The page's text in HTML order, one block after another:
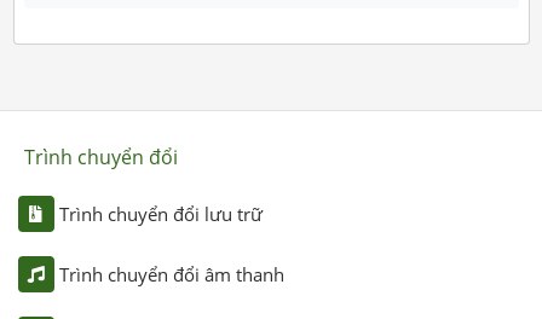
Trình chuyển đổi
Trình chuyển đổi lưu trữ
Trình chuyển đổi âm thanh